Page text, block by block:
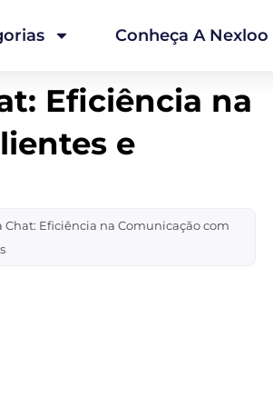
Conheça A Nexloo
Eficiência na
e
Eficiência na Comunicação com